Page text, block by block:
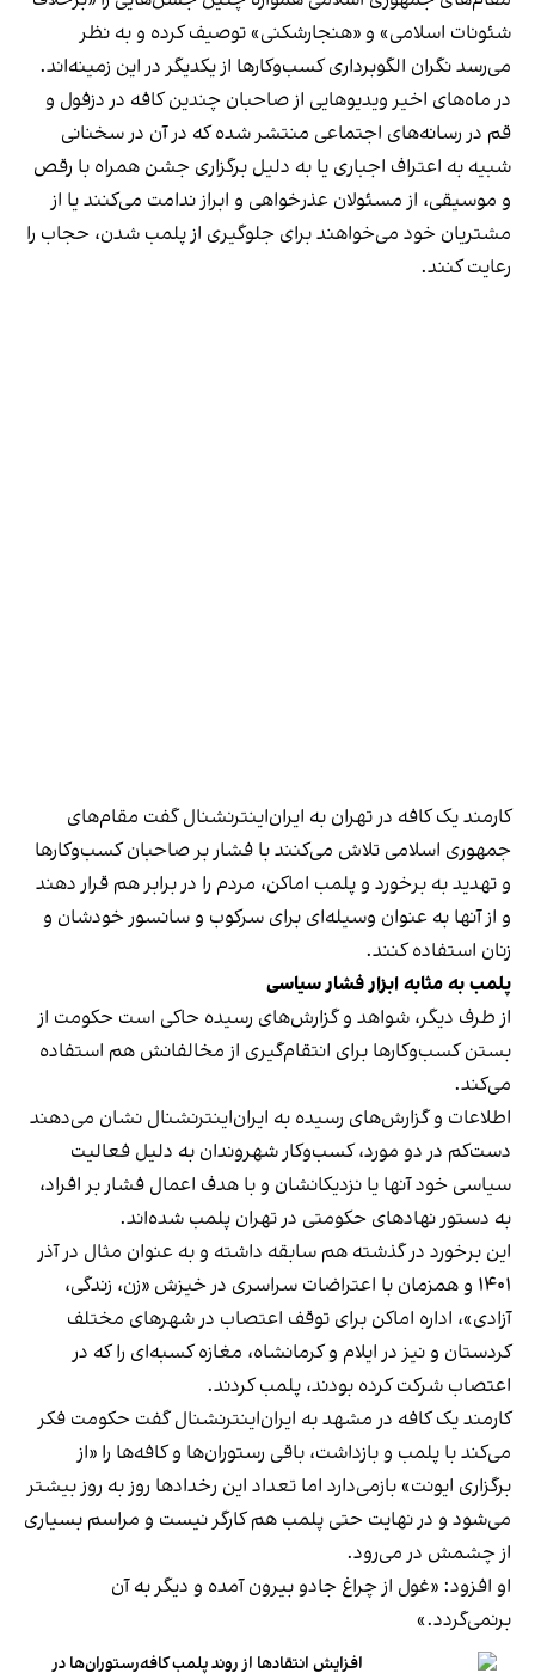
شئونات اسلامی» و «هنجارشکنی» توصیف کرده و به نظر
می‌رسد نگران الگوبرداری کسب‌وکارها از یکدیگر در این زمینه‌اند.
در ماه‌های اخیر ویدیوهایی از صاحبان چندین کافه در دزفول و
قم در رسانه‌های اجتماعی منتشر شده که در آن در سخنانی
شبیه به اعتراف اجباری یا به دلیل برگزاری جشن همراه با رقص
و موسیقی، از مسئولان عذرخواهی و ابراز ندامت می‌کنند یا از
مشتریان خود می‌خواهند برای جلوگیری از پلمب شدن، حجاب را
رعایت کنند.
کارمند یک کافه در تهران به ایران‌اینترنشنال گفت مقام‌های
جمهوری اسلامی تلاش می‌کنند با فشار بر صاحبان کسب‌وکارها
و تهدید به برخورد و پلمب اماکن، مردم را در برابر هم قرار دهند
و از آنها به عنوان وسیله‌ای برای سرکوب و سانسور خودشان و
زنان استفاده کنند.
پلمب به مثابه ابزار فشار سیاسی
از طرف دیگر، شواهد و گزارش‌های رسیده حاکی است حکومت از
بستن کسب‌وکارها برای انتقام‌گیری از مخالفانش هم استفاده
می‌کند.
اطلاعات و گزارش‌های رسیده به ایران‌اینترنشنال نشان می‌دهند
دست‌کم در دو مورد، کسب‌وکار شهروندان به دلیل فعالیت
سیاسی خود آنها یا نزدیکانشان و با هدف اعمال فشار بر افراد،
به دستور نهادهای حکومتی در تهران پلمب شده‌اند.
این برخورد در گذشته هم سابقه داشته و به عنوان مثال در آذر
۱۴۰۱ و همزمان با اعتراضات سراسری در خیزش «زن، زندگی،
آزادی»، اداره اماکن برای توقف اعتصاب در شهرهای مختلف
کردستان و نیز در ایلام و کرمانشاه، مغازه کسبه‌ای را که در
اعتصاب شرکت کرده بودند، پلمب کردند.
کارمند یک کافه در مشهد به ایران‌اینترنشنال گفت حکومت فکر
می‌کند با پلمب و بازداشت، باقی رستوران‌ها و کافه‌ها را «از
برگزاری ایونت» بازمی‌دارد اما تعداد این رخدادها روز به روز بیشتر
می‌شود و در نهایت حتی پلمب هم کارگر نیست و مراسم بسیاری
از چشمش در می‌رود.
او افزود: «غول از چراغ جادو بیرون آمده و دیگر به آن
برنمی‎‌گردد.»
افزایش انتقادها از روند پلمب کافه‌رستوران‌ها در